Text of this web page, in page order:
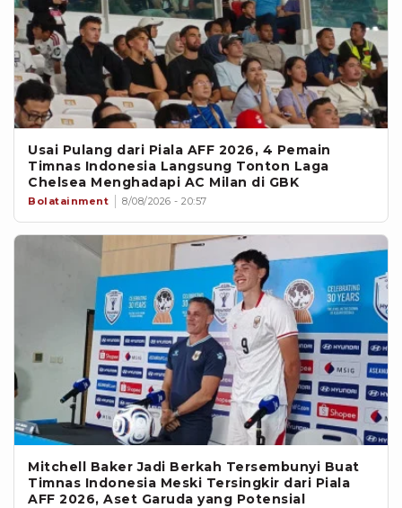
Usai Pulang dari Piala AFF 2026, 4 Pemain
Timnas Indonesia Langsung Tonton Laga
Chelsea Menghadapi AC Milan di GBK
Bolatainment 8/08/2026 - 20:57
Mitchell Baker Jadi Berkah Tersembunyi Buat
Timnas Indonesia Meski Tersingkir dari Piala
AFF 2026, Aset Garuda yang Potensial